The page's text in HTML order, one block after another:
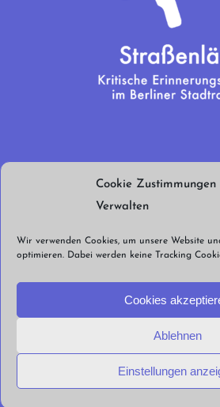
Cookie Zustimmungen
Verwalten
Wir verwenden Cookies, um unsere Website
optimieren. Dabei werden keine Tracking
Cookies
Ablehnen
Einstellungen
euren
Jetzt spenden!